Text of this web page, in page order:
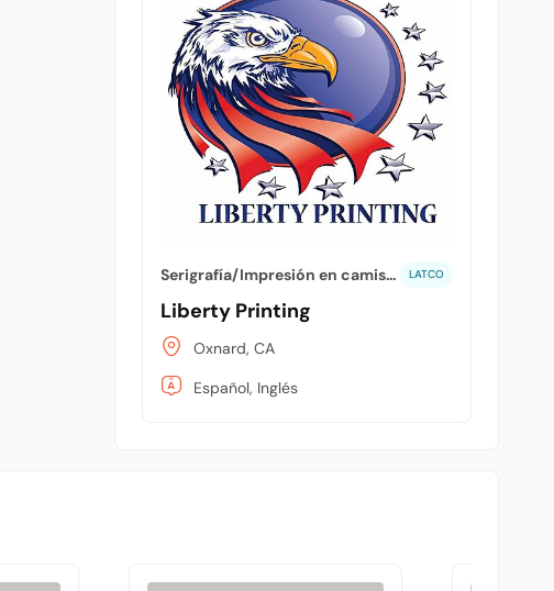
Serigrafía/Impresión en camisetas/T-shirts LATCO
Liberty Printing
Oxnard, CA
Español, Inglés